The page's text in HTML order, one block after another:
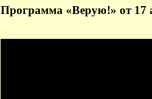
Программа «Верую!» от 17